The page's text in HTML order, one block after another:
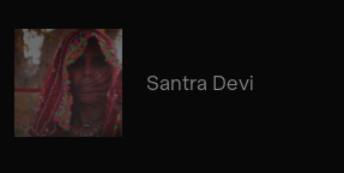
Santra Devi